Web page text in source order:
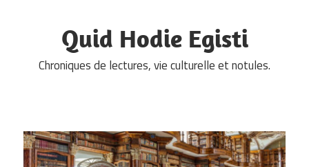
Quid Hodie Egisti
Chroniques de lectures, vie culturelle et notules.